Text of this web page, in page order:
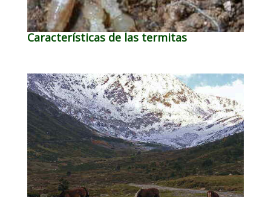
Características de las termitas